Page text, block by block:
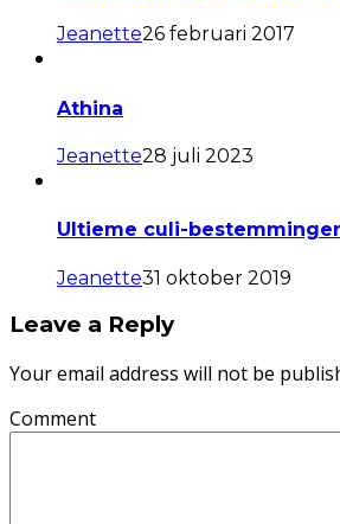
Jeanette26 februari 2017
Athina
Jeanette28 juli 2023
Ultieme culi-
Jeanette31 oktober 2019
Leave a Reply
Your email address will not be
Comment